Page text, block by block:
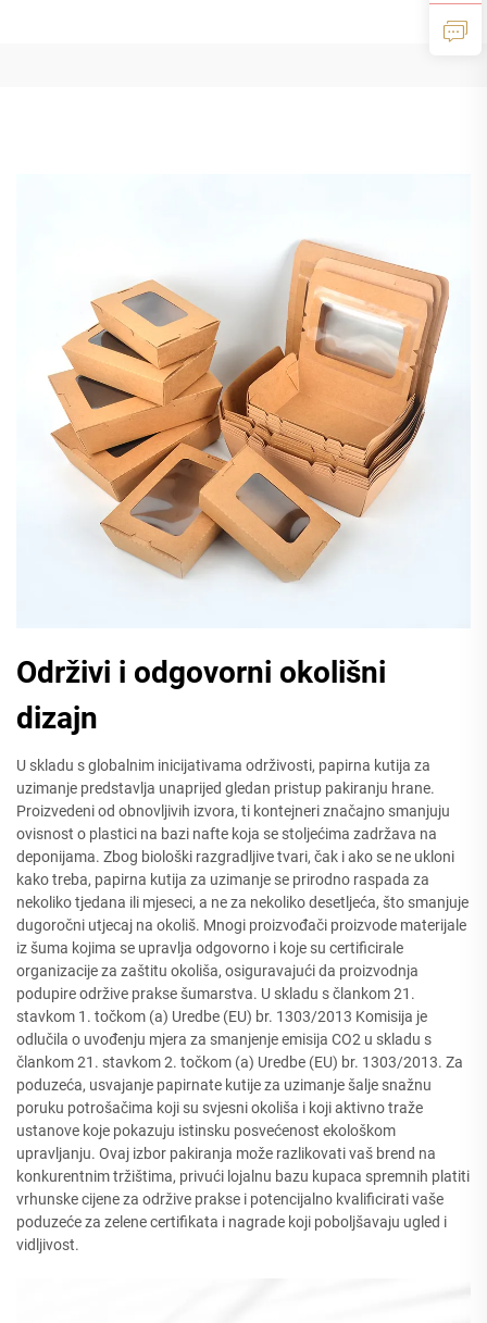
Održivi i odgovorni okolišni
dizajn
U skladu s globalnim inicijativama održivosti, papirna kutija za
uzimanje predstavlja unaprijed gledan pristup pakiranju hrane.
Proizvedeni od obnovljivih izvora, ti kontejneri značajno smanjuju
ovisnost o plastici na bazi nafte koja se stoljećima zadržava na
deponijama. Zbog biološki razgradljive tvari, čak i ako se ne ukloni
kako treba, papirna kutija za uzimanje se prirodno raspada za
nekoliko tjedana ili mjeseci, a ne za nekoliko desetljeća, što smanjuje
dugoročni utjecaj na okoliš. Mnogi proizvođači proizvode materijale
iz šuma kojima se upravlja odgovorno i koje su certificirale
organizacije za zaštitu okoliša, osiguravajući da proizvodnja
podupire održive prakse šumarstva. U skladu s člankom 21.
stavkom 1. točkom (a) Uredbe (EU) br. 1303/2013 Komisija je
odlučila o uvođenju mjera za smanjenje emisija CO2 u skladu s
člankom 21. stavkom 2. točkom (a) Uredbe (EU) br. 1303/2013. Za
poduzeća, usvajanje papirnate kutije za uzimanje šalje snažnu
poruku potrošačima koji su svjesni okoliša i koji aktivno traže
ustanove koje pokazuju istinsku posvećenost ekološkom
upravljanju. Ovaj izbor pakiranja može razlikovati vaš brend na
konkurentnim tržištima, privući lojalnu bazu kupaca spremnih platiti
vrhunske cijene za održive prakse i potencijalno kvalificirati vaše
poduzeće za zelene certifikata i nagrade koji poboljšavaju ugled i
vidljivost.